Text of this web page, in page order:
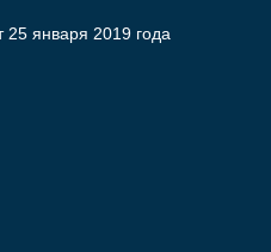
января 2019 года